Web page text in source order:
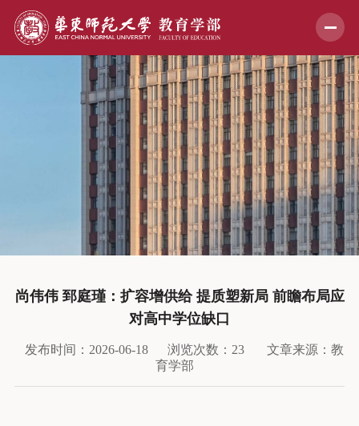
尚伟伟 郅庭瑾：扩容增供给 提质塑新局 前瞻布局应
对高中学位缺口
发布时间：2026-06-18 浏览次数： 23
文章来源：教
育学部